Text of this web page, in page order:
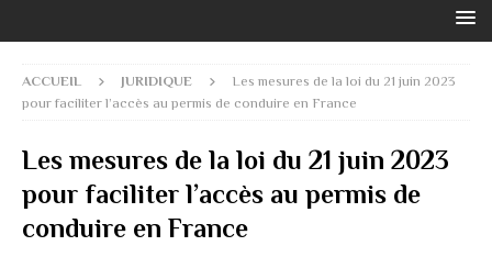
ACCUEIL JURIDIQUE
Les mesures de la loi du 21 juin 2023
pour faciliter l’accès au permis de conduire en France
Les mesures de la loi du 21 juin 2023
pour faciliter l’accès au permis de
conduire en France